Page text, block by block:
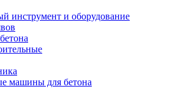
инструмент и оборудование
машины для бетона